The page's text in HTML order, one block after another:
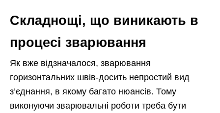
Складнощі, що виникають в
процесі зварювання
Як вже відзначалося, зварювання
горизонтальних швів-досить непростий вид
з’єднання, в якому багато нюансів. Тому
виконуючи зварювальні роботи треба бути